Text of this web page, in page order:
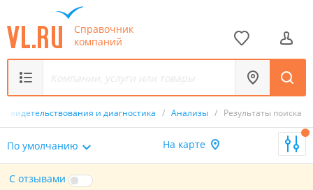
Справочник
компаний
и диагностика / Анализы / Результаты поиска
По умолчанию На карте
С отзывами